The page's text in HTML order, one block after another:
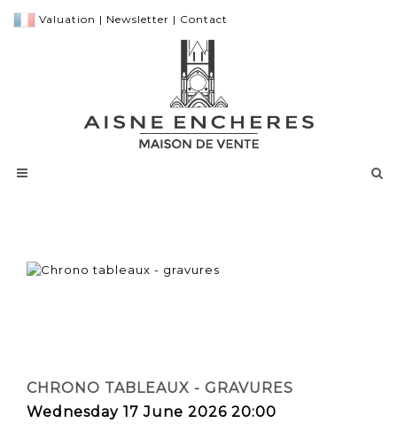
Valuation | Newsletter | Contact
CHRONO TABLEAUX - GRAVURES
Wednesday 17 June 2026 20:00